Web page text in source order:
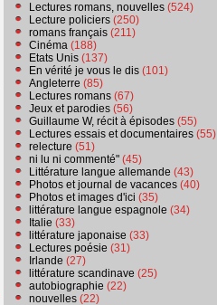
Lectures romans, nouvelles (524)
Lecture policiers (250)
romans français (211)
Cinéma (188)
Etats Unis (137)
En vérité je vous le dis (101)
Angleterre (85)
Lectures romans (67)
Jeux et parodies (56)
Guillaume W, récit à épisodes (55)
Lectures essais et documentaires (55)
relecture (51)
ni lu ni commenté" (45)
Littérature langue allemande (43)
Photos et journal de vacances (40)
Photos et images d'ici (35)
littérature langue espagnole (34)
Italie (33)
littérature japonaise (33)
Lectures poésie (31)
Irlande (27)
littérature scandinave (25)
autobiographie (22)
nouvelles (22)